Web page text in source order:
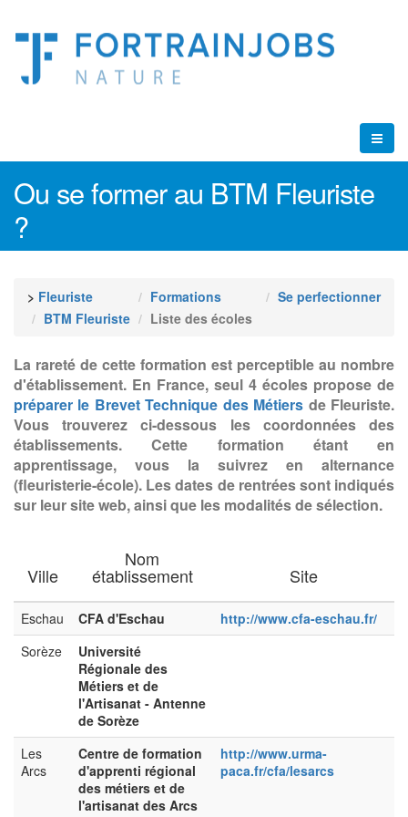
Ou se former au BTM Fleuriste
?
> Fleuriste Formations
Se perfectionner
BTM Fleuriste
Liste des écoles
La rareté de cette formation est perceptible au nombre
d'établissement. En France, seul 4 écoles propose de
préparer le Brevet Technique des Métiers de Fleuriste.
Vous trouverez ci-dessous les coordonnées des
établissements. Cette formation étant en
apprentissage, vous la suivrez en alternance
(fleuristerie-école). Les dates de rentrées sont indiqués
sur leur site web, ainsi que les modalités de sélection.
Ville
Nom
établissement Site
Eschau CFA d'Eschau
http://www.cfa-eschau.fr/
Sorèze
Université
Régionale des
Métiers et de
l'Artisanat - Antenne
de Sorèze
Les
Arcs
Centre de formation
d'apprenti régional
des métiers et de
l'artisanat des Arcs
http://www.urma-
paca.fr/cfa/lesarcs